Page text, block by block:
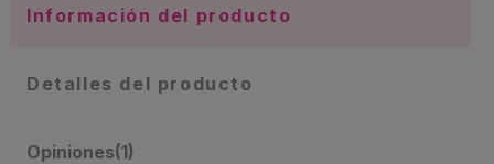
Información del producto
Detalles del producto
Opiniones(1)